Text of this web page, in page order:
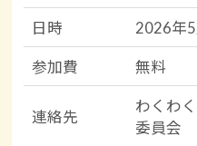
日時 2026年
参加費 無料
連絡先
わくわ
委員会